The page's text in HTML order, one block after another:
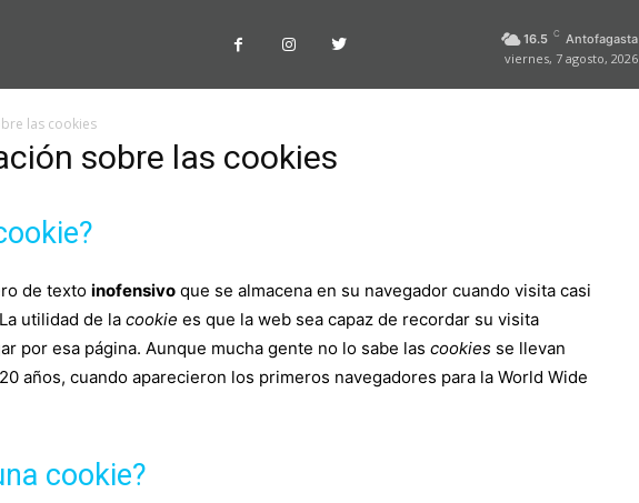
16.5 C Antofagasta
viernes, 7 agosto, 2026
las cookies
sobre las cookies
de texto inofensivo que se almacena en su navegador cuando visita casi
utilidad de la cookie es que la web sea capaz de recordar su visita
por esa página. Aunque mucha gente no lo sabe las cookies se llevan
años, cuando aparecieron los primeros navegadores para la World Wide
cookie?